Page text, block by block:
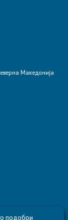
Македонија
подобри